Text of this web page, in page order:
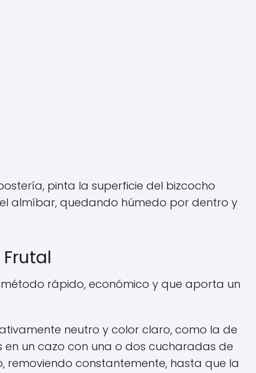
pinta la superficie del bizcocho
almíbar, quedando húmedo por dentro y
rápido, económico y que aporta un
neutro y color claro, como la de
un cazo con una o dos cucharadas de
constantemente, hasta que la